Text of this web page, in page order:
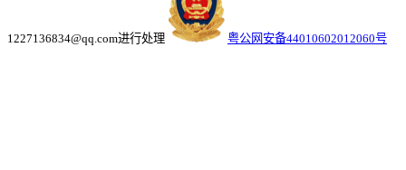
1227136834@qq.com进行处理 粤公网安备44010602012060号